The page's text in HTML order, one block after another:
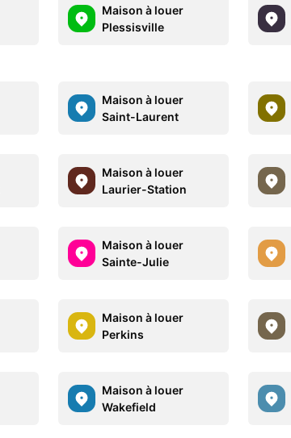
Maison à louer
Plessisville
Maison à louer
Saint-Laurent
Maison à louer
Laurier-Station
Maison à louer
Sainte-Julie
Maison à louer
Perkins
Maison à louer
Wakefield